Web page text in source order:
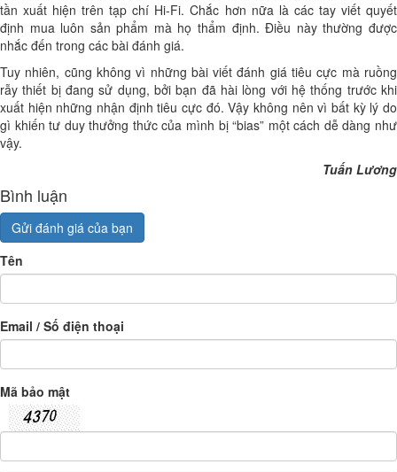
tần xuất hiện trên tạp chí Hi-Fi. Chắc hơn nữa là các tay viết quyết
định mua luôn sản phẩm mà họ thẩm định. Điều này thường được
nhắc đến trong các bài đánh giá.
Tuy nhiên, cũng không vì những bài viết đánh giá tiêu cực mà ruồng
rẫy thiết bị đang sử dụng, bởi bạn đã hài lòng với hệ thống trước khi
xuất hiện những nhận định tiêu cực đó. Vậy không nên vì bất kỳ lý do
gì khiến tư duy thưởng thức của mình bị “bias” một cách dễ dàng như
vậy.
Tuấn Lương
Bình luận
Gửi đánh giá của bạn
Tên
Email / Số điện thoại
Mã bảo mật